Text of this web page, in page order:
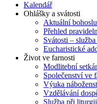
Kalendář
Ohlášky a svátosti
Aktuální
Přehled
Svátosti –
Eucharistické
Život ve farnosti
Modlitební
Společenství ve
Výuka
Vzdělávání
Služba při liturgii